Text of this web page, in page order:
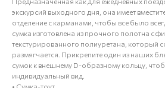
экскурсий выходного дня, она имеет
отделение с карманами, чтобы все было
сумка изготовлена из прочного полотна с
текстурированного полиуретана, который
размягчается. Прикрепите один из наших
сумок к внешнему D-образному кольцу,
индивидуальный вид.
• Сумка-тоут